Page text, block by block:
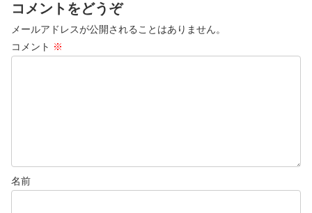
コメントをどうぞ
メールアドレスが公開されることはありません。
コメント ※
名前